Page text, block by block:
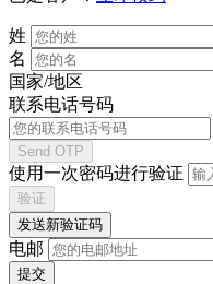
姓
名
国家/地区
联系电话号码
Send OTP
使用一次密码进行验证
验证
发送新验证码
电邮